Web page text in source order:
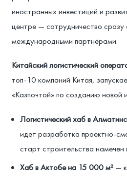
иностранных инвестиций и
центре — сотрудничество сразу
международными партнёрами.
Китайский логистический
топ-10 компаний Китая,
«Казпочтой» по созданию новой
Логистический хаб в
идёт разработка проектно-
старт строительства намечен
Хаб в Актобе на 15 000 м² —